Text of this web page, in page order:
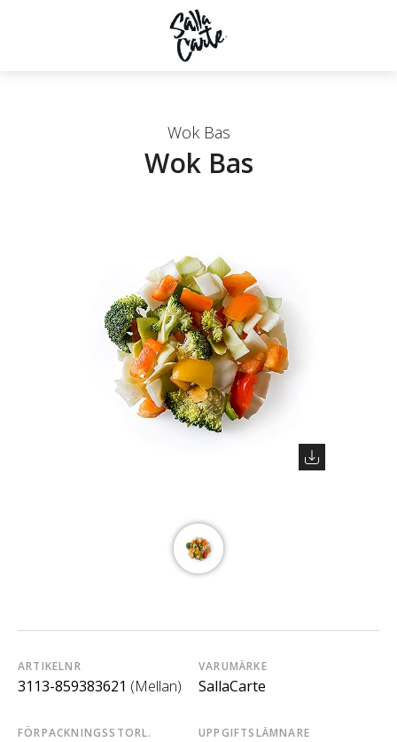
Wok Bas
Wok Bas
ARTIKELNR
3113-859383621 (Mellan)
VARUMÄRKE
SallaCarte
FÖRPACKNINGSSTORL. UPPGIFTSLÄMNARE